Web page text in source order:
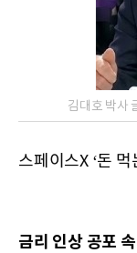
김대호 박사
스페이스X ‘돈
금리 인상 공포